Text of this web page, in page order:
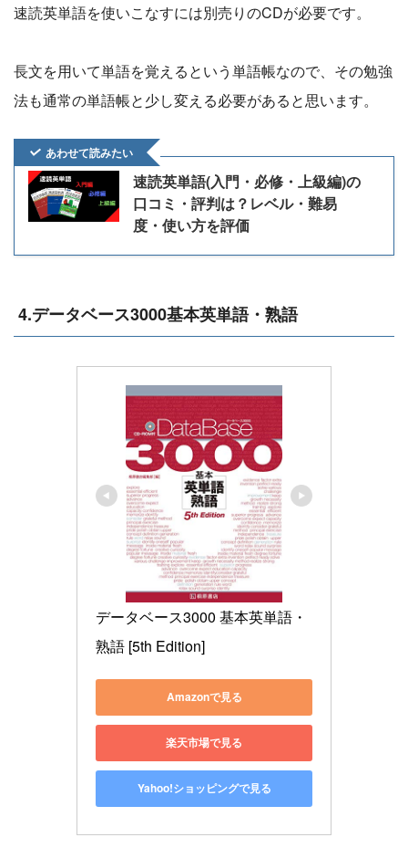
速読英単語を使いこなすには別売りのCDが必要です。
長文を用いて単語を覚えるという単語帳なので、その勉強
法も通常の単語帳と少し変える必要があると思います。
あわせて読みたい
速読英単語(入門・必修・上級編)の
口コミ・評判は？レベル・難易
度・使い方を評価
4.データベース3000基本英単語・熟語
データベース3000 基本英単語・
熟語 [5th Edition]
Amazonで見る
楽天市場で見る
Yahoo!ショッピングで見る